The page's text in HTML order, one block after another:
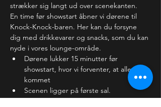
strækker sig langt ud over scenekanten.
En time før showstart åbner vi dørene til
Knock-Knock-baren. Her kan du forsyne
dig med drikkevarer og snacks, som du kan
nyde i vores lounge-område.
Dørene lukker 15 minutter før
showstart, hvor vi forventer, at alle er
kommet
Scenen ligger på første sal.
Baren holder lukket, mens showet